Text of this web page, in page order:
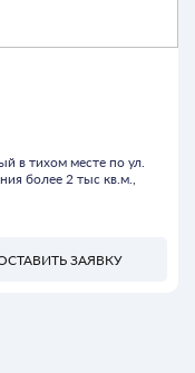
в тихом месте по ул.
более 2 тыс кв.м.,
ЗАЯВКУ